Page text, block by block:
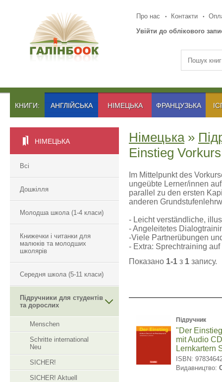
Про нас Контакти
Увійти до облікового
КНИГИ: АНГЛІЙСЬКА НІМЕЦЬКА ФРАНЦУЗЬКА
НІМЕЦЬКА
Всі
Дошкілля
Молодша школа (1-4 класи)
Книжечки і читанки для
малюків та молодших
школярів
Середня школа (5-11 класи)
Підручники для студентів
та дорослих
Menschen
Schritte international
Neu
SICHER!
SICHER! Aktuell
Німецька»
Einstieg Vorkurs
Im Mittelpunkt des
ungeübte Lerner/innen
parallel zu den ersten
anderen
- Leicht verständliche,
- Angeleitetes
-Viele Partnerübungen
- Extra: Sprechtraining
Показано 1-1 з 1 запису.
Підручник
"Der
mit Audio
Lernkartern
ISBN:
Видавництво: